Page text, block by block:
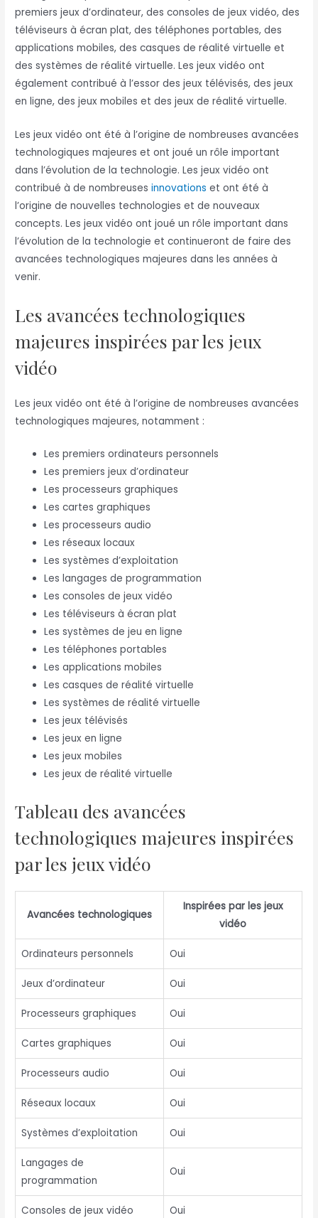
premiers jeux d’ordinateur, des consoles de jeux vidéo, des
téléviseurs à écran plat, des téléphones portables, des
applications mobiles, des casques de réalité virtuelle et
des systèmes de réalité virtuelle. Les jeux vidéo ont
également contribué à l’essor des jeux télévisés, des jeux
en ligne, des jeux mobiles et des jeux de réalité virtuelle.
Les jeux vidéo ont été à l’origine de nombreuses avancées
technologiques majeures et ont joué un rôle important
dans l’évolution de la technologie. Les jeux vidéo ont
contribué à de nombreusesinnovations et ont été à
l’origine de nouvelles technologies et de nouveaux
concepts. Les jeux vidéo ont joué un rôle important dans
l’évolution de la technologie et continueront de faire des
avancées technologiques majeures dans les années à
venir.
Les avancées technologiques
majeures inspirées par les jeux
vidéo
Les jeux vidéo ont été à l’origine de nombreuses avancées
technologiques majeures, notamment :
Les premiers ordinateurs personnels
Les premiers jeux d’ordinateur
Les processeurs graphiques
Les cartes graphiques
Les processeurs audio
Les réseaux locaux
Les systèmes d’exploitation
Les langages de programmation
Les consoles de jeux vidéo
Les téléviseurs à écran plat
Les systèmes de jeu en ligne
Les téléphones portables
Les applications mobiles
Les casques de réalité virtuelle
Les systèmes de réalité virtuelle
Les jeux télévisés
Les jeux en ligne
Les jeux mobiles
Les jeux de réalité virtuelle
Tableau des avancées
technologiques majeures inspirées
par les jeux vidéo
Avancées technologiques
Inspirées par les jeux
vidéo
Ordinateurs personnels Oui
Jeux d’ordinateur Oui
Processeurs graphiques Oui
Cartes graphiques Oui
Processeurs audio Oui
Réseaux locaux Oui
Systèmes d’exploitation Oui
Langages de
programmation
Oui
Consoles de jeux vidéo Oui